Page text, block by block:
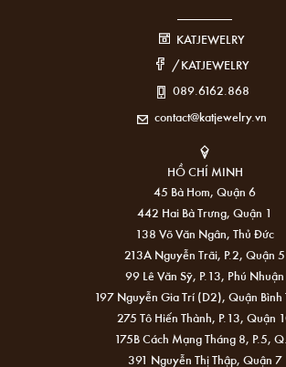
KATJEWELRY
/KATJEWELRY
089.6162.868
contact@katjewelry.vn
HỒ CHÍ MINH
45 Bà Hom, Quận 6
442 Hai Bà Trưng, Quận 1
138 Võ Văn Ngân, Thủ Đức
213A Nguyễn Trãi, P.2, Quận 5
99 Lê Văn Sỹ, P.13, Phú Nhuận
197 Nguyễn Gia Trí (D2), Quận Bình
275 Tô Hiến Thành, P.13, Quận
175B Cách Mạng Tháng 8, P.5,
391 Nguyễn Thị Thập, Quận 7